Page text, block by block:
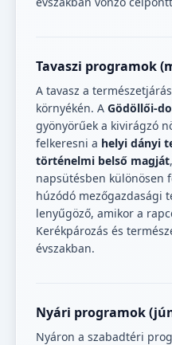
Tavaszi programok
A tavasz a
környékén. A Gödöllői-
gyönyörűek a kivirágzó
felkeresni a helyi dányi
történelmi belső magját
napsütésben különösen
húzódó mezőgazdasági
lenyűgöző, amikor a
Kerékpározás és
évszakban.
Nyári programok
Nyáron a szabadtéri